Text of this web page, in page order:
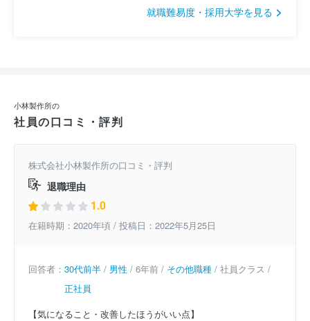
就職難易度・採用大学を見る
小林製作所の
社員の口コミ・評判
株式会社小林製作所の口コミ・評判
退職理由
1.0
在籍時期：2020年頃 / 投稿日：2022年5月25日
回答者： 30代前半 / 男性 / 6年前 / その他職種 / 社員クラス /
正社員
【気になること・改善したほうがいい点】